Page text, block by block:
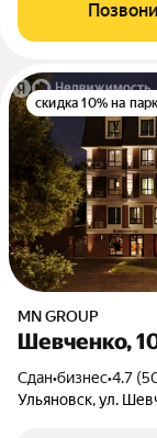
скидка 10% на
MN GROUP
Шевченко,
Сдан•бизнес•4.7
Ульяновск, ул.